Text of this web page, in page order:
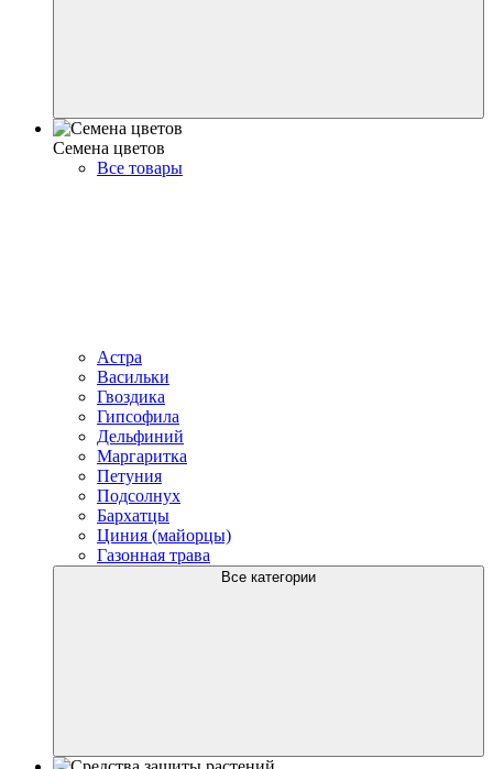
Семена цветов
Все товары
Астра
Васильки
Гвоздика
Гипсофила
Дельфиний
Маргаритка
Петуния
Подсолнух
Бархатцы
Циния (майорцы)
Газонная трава
Все категории